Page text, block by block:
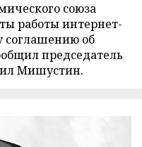
союза
работы интернет-
соглашению об
председатель
Мишустин.